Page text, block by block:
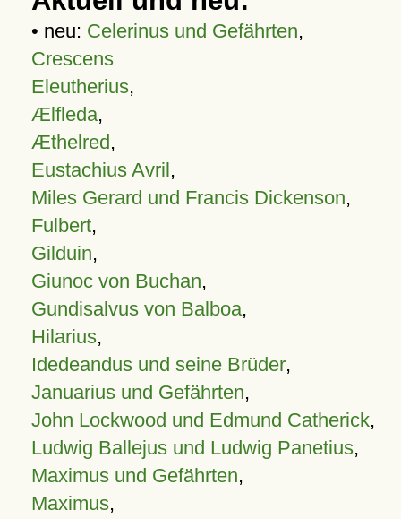
• neu: Celerinus und Gefährten,
Crescens
Eleutherius,
Ælfleda,
Æthelred,
Eustachius Avril,
Miles Gerard und Francis Dickenson,
Fulbert,
Gilduin,
Giunoc von Buchan,
Gundisalvus von Balboa,
Hilarius,
Idedeandus und seine Brüder,
Januarius und Gefährten,
John Lockwood und Edmund Catherick,
Ludwig Ballejus und Ludwig Panetius,
Maximus und Gefährten,
Maximus,